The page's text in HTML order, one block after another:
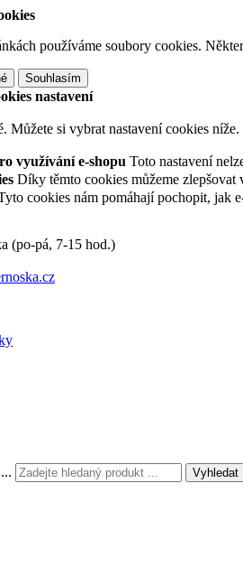
používáme soubory cookies.
Souhlasím
nastavení
Můžete si vybrat nastavení cookies níže.
využívání e-shopu Toto nastavení
Díky těmto cookies můžeme
cookies nám pomáhají pochopit, jak
(po-pá, 7-15 hod.)
Vyhledat